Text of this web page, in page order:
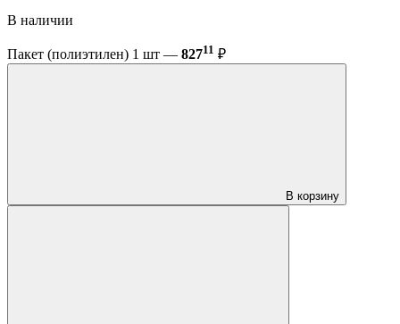
В наличии
Пакет (полиэтилен) 1 шт — 82711 ₽
В корзину